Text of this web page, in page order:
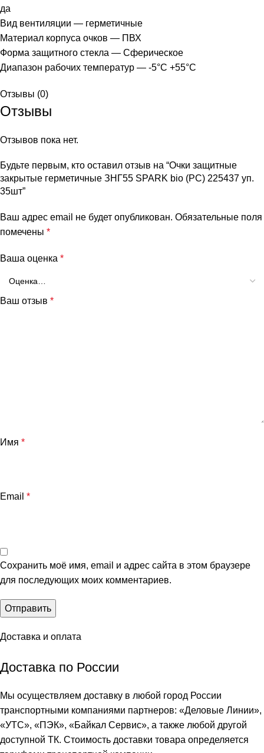
да
Вид вентиляции — герметичные
Материал корпуса очков — ПВХ
Форма защитного стекла — Сферическое
Диапазон рабочих температур — -5°C +55°C
Отзывы (0)
Отзывы
Отзывов пока нет.
Будьте первым, кто оставил отзыв на “Очки защитные
закрытые герметичные ЗНГ55 SPARK bio (РС) 225437 уп.
35шт”
Ваш адрес email не будет опубликован. Обязательные поля
помечены *
Ваша оценка *
Ваш отзыв *
Имя *
Email *
Сохранить моё имя, email и адрес сайта в этом браузере
для последующих моих комментариев.
Доставка и оплата
Доставка по России
Мы осуществляем доставку в любой город России
транспортными компаниями партнеров: «Деловые Линии»,
«УТС», «ПЭК», «Байкал Сервис», а также любой другой
доступной ТК. Стоимость доставки товара определяется